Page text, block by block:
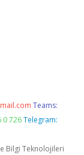
Teams:
0 726 Telegram:
Bilgi Teknolojileri